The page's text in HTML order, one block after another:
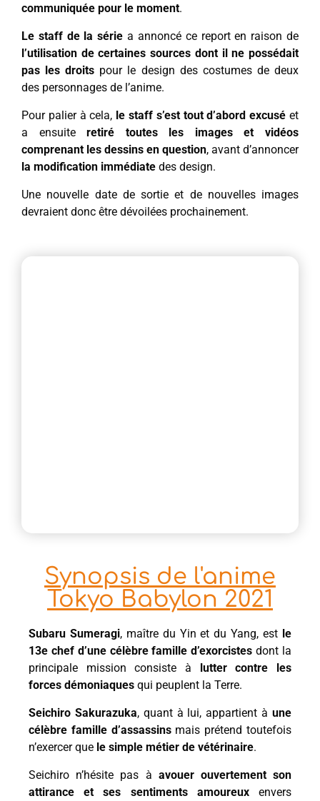
communiquée pour le moment.
Le staff de la série a annoncé ce report en raison de
l’utilisation de certaines sources dont il ne possédait
pas les droits pour le design des costumes de deux
des personnages de l’anime.
Pour palier à cela, le staff s’est tout d’abord excusé et
a ensuiteretiré toutes les images et vidéos
comprenant les dessins en question, avant d’annoncer
la modification immédiate des design.
Une nouvelle date de sortie et de nouvelles images
devraient donc être dévoilées prochainement.
Synopsis de l'anime
Tokyo Babylon 2021
Subaru Sumeragi, maître du Yin et du Yang, est le
13e chef d’une célèbre famille d’exorcistes dont la
principale mission consiste à lutter contre les
forces démoniaques qui peuplent la Terre.
Seichiro Sakurazuka, quant à lui, appartient àune
célèbre famille d’assassinsmais prétend toutefois
n’exercer que le simple métier de vétérinaire.
Seichiro n’hésite pas à avouer ouvertement son
attirance et ses sentiments amoureuxenvers